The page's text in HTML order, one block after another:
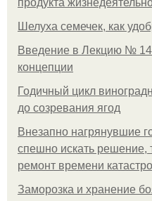
продукта
Шелуха семечек, как
Введение в Лекцию №
концепции
Годичный цикл
до созревания ягод
Внезапно нагрянувшие
спешно искать решение,
ремонт времени
Заморозка и хранение